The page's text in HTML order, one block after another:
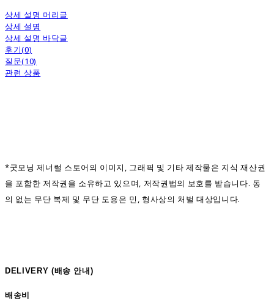
상세 설명 머리글
상세 설명
상세 설명 바닥글
후기(0)
질문(10)
관련 상품
*굿모닝 제너럴 스토어의 이미지, 그래픽 및 기타 제작물은 지식 재산권
을 포함한 저작권을 소유하고 있으며, 저작권법의 보호를 받습니다. 동
의 없는 무단 복제 및 무단 도용은 민, 형사상의 처벌 대상입니다.
DELIVERY (배송 안내)
배송비